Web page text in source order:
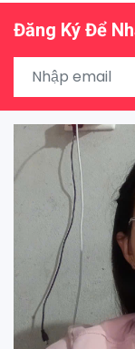
Đăng Ký Để